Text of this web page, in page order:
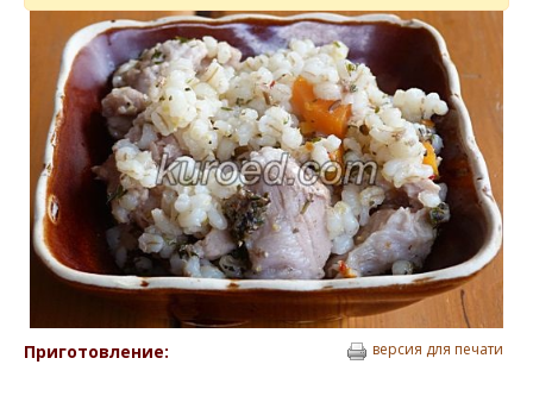
Приготовление: версия для печати